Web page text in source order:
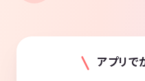
アプリで